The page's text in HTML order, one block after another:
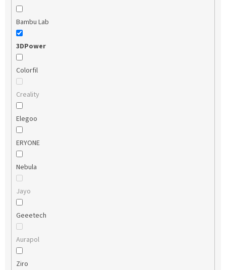
Bambu Lab
3DPower
Colorfil
Creality
Elegoo
ERYONE
Nebula
Jayo
Geeetech
Aurapol
Ziro